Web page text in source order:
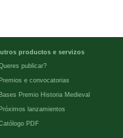
productos e servizos
publicar?
Premios e convocatorias
Bases Premio Historia Medieval
Próximos lanzamientos
PDF